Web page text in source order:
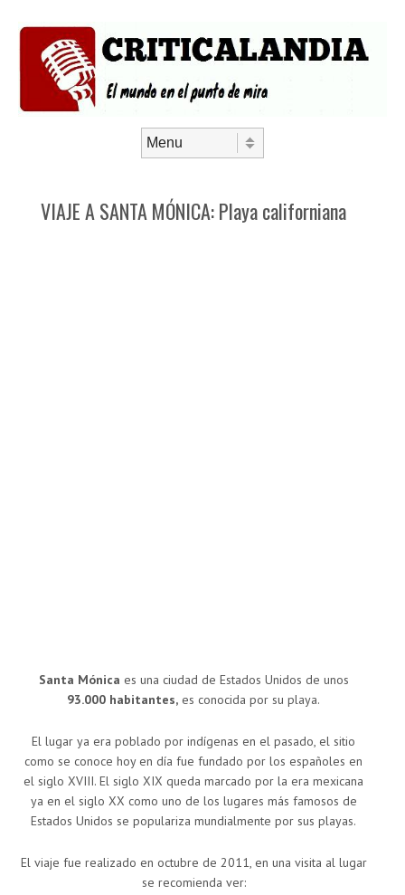
VIAJE A SANTA MÓNICA: Playa californiana
Santa Mónica es una ciudad de Estados Unidos de unos
93.000 habitantes, es conocida por su playa.
El lugar ya era poblado por indígenas en el pasado, el sitio
como se conoce hoy en día fue fundado por los españoles en
el siglo XVIII. El siglo XIX queda marcado por la era mexicana
ya en el siglo XX como uno de los lugares más famosos de
Estados Unidos se populariza mundialmente por sus playas.
El viaje fue realizado en octubre de 2011, en una visita al lugar
se recomienda ver: